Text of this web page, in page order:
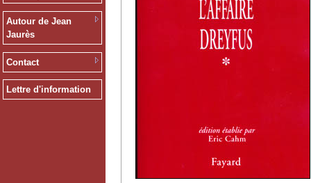
Autour de Jean
Jaurès
Contact
Lettre d'information